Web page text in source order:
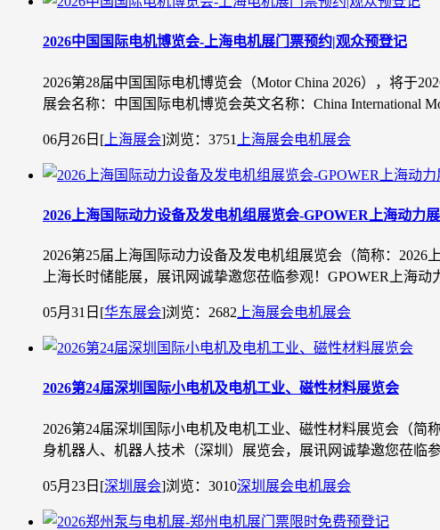
2026中国国际电机博览会-上海电机展门票预约|观众预登记
2026第28届中国国际电机博览会（Motor China 2026），将于
展会名称：中国国际电机博览会英文名称：China International
06月26日 [ 上海展会]浏览：3751 上海展会电机展会
2026上海国际动力设备及发电机组展览会-GPOWER上海动力展
2026第25届上海国际动力设备及发电机组展览会（简称：
上海长时储能展，展讯网诚挚邀您莅临参观！GPOWER上海
05月31日 [华东展会]浏览：2682 上海展会电机展会
2026第24届深圳国际小电机及电机工业、磁性材料展览会
2026第24届深圳国际小电机及电机工业、磁性材料展览会（简
身机器人、机器人技术（深圳）展览会，展讯网诚挚邀您莅临
05月23日 [深圳展会]浏览：3010深圳展会电机展会